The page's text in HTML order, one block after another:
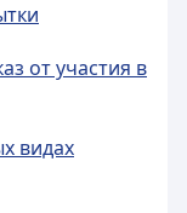
от участия в
видах